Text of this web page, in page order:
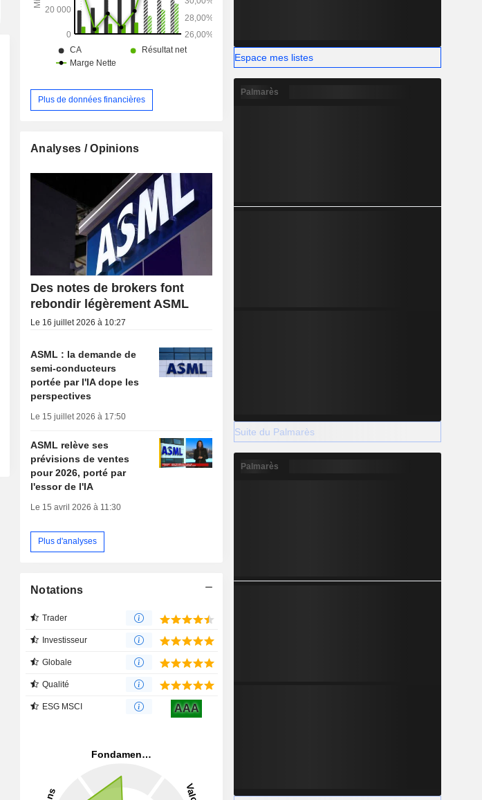
Plus de données financières
Analyses / Opinions
Des notes de brokers font
rebondir légèrement ASML
Le 16 juillet 2026 à 10:27
ASML : la demande de
semi-conducteurs
portée par l'IA dope les
perspectives
Le 15 juillet 2026 à 17:50
ASML relève ses
prévisions de ventes
pour 2026, porté par
l'essor de l'IA
Le 15 avril 2026 à 11:30
Plus d'analyses
Notations
Trader
Investisseur
Globale
Qualité
ESG MSCI AAA
Espace mes listes
Palmarès
Suite du Palmarès
Palmarès